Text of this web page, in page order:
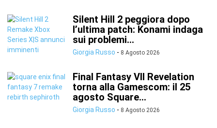
Silent Hill 2 peggiora dopo
l’ultima patch: Konami indaga
sui problemi...
Giorgia Russo - 8 Agosto 2026
Final Fantasy VII Revelation
torna alla Gamescom: il 25
agosto Square...
Giorgia Russo - 8 Agosto 2026